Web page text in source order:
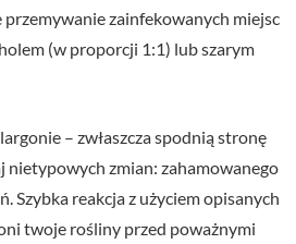
przemywanie zainfekowanych miejsc
(w proporcji 1:1) lub szarym
– zwłaszcza spodnią stronę
nietypowych zmian: zahamowanego
Szybka reakcja z użyciem opisanych
twoje rośliny przed poważnymi